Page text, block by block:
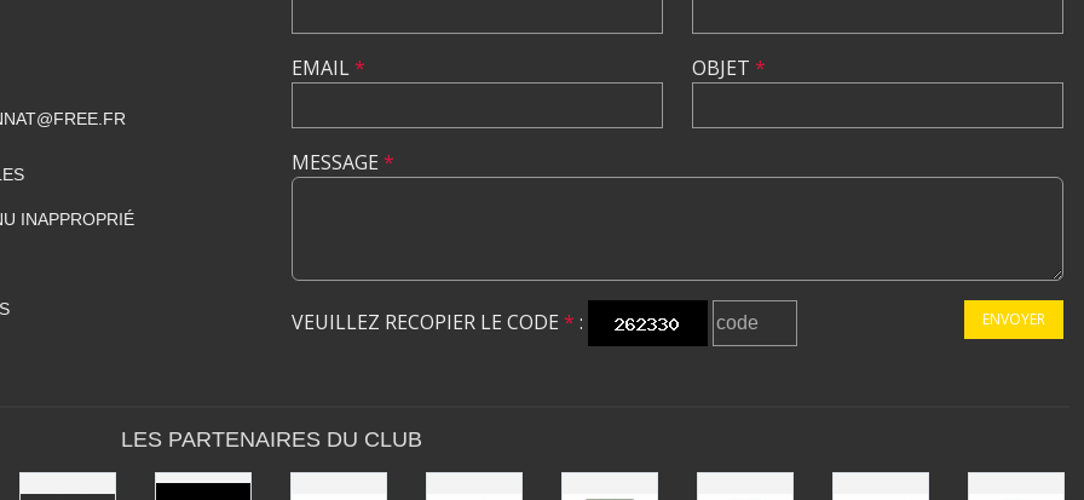
INAPPROPRIÉ
EMAIL* OBJET *
MESSAGE *
VEUILLEZ RECOPIER LE CODE * : ENVOYER
LES PARTENAIRES DU CLUB